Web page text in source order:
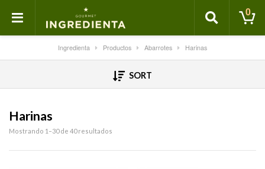
0
Ingredienta Productos Abarrotes Harinas
SORT
Harinas
Mostrando 1–30 de 40 resultados